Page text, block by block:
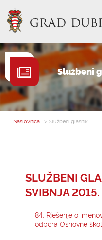
GRADONAČELNIK
MJESNA
E-
Službeni
Naslovnica > Službeni glasnik
SLUŽBENI
SVIBNJA 2015.
84. Rješenje o
odbora Osnovne